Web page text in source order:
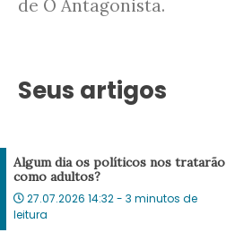
de O Antagonista.
Seus artigos
Algum dia os políticos nos tratarão
como adultos?
27.07.2026 14:32 - 3 minutos de
leitura